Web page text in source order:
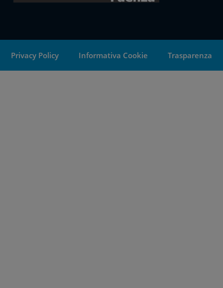
Privacy Policy Informativa Cookie Trasparenza